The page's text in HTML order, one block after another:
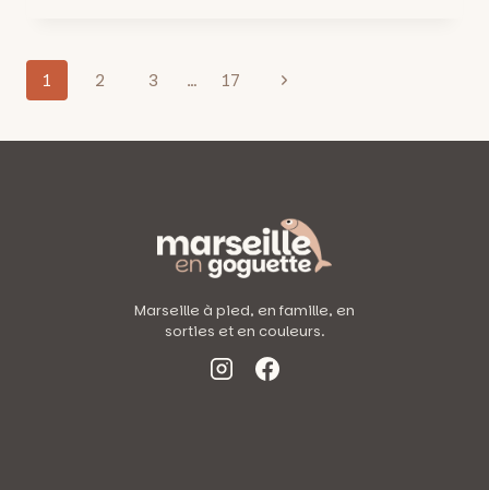
GRANDE
9
OCTOBRE
Navigation
de
page
1 2 3 … 17
Page
Marseille à pied, en famille, en
sorties et en couleurs.